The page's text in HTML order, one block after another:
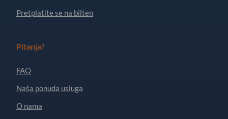
Pretplatite se na bilten
Pitanja?
FAQ
Naša ponuda usluga
O nama